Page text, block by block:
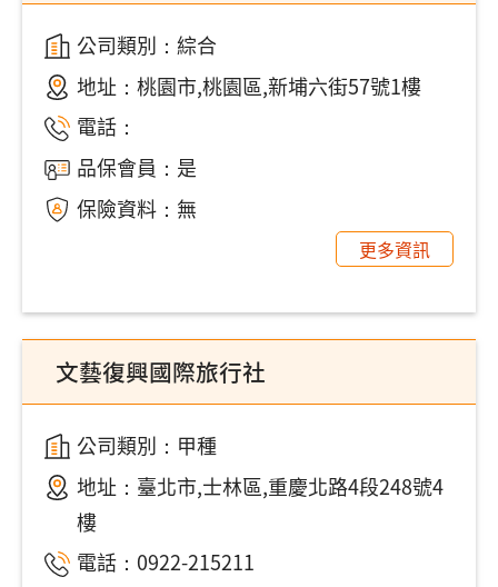
公司類別：綜合
地址： 桃園市,桃園區,新埔六街57號1樓
電話：
品保會員：是
保險資料：無
更多資訊
文藝復興國際旅行社
公司類別：甲種
地址： 臺北市,士林區,重慶北路4段248號4
樓
電話： 0922-215211